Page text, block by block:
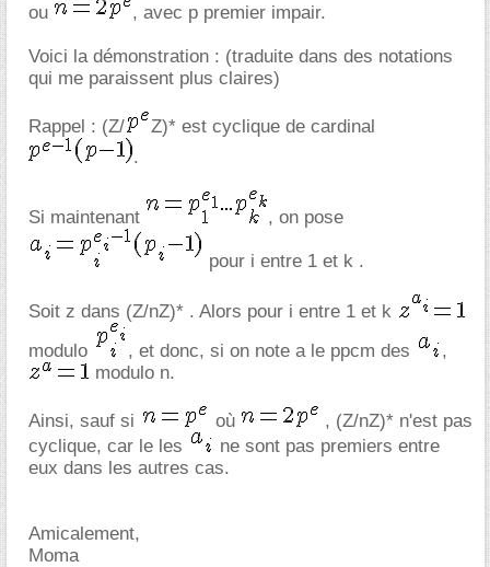
ou
, avec p premier impair.
Voici la démonstration : (traduite dans des notations
qui me paraissent plus claires)
Rappel : (Z/
Z)* est cyclique de cardinal
.
Si maintenant , on pose
pour i entre 1 et k .
Soit z dans (Z/nZ)* . Alors pour i entre 1 et k
modulo
, et donc, si on note a le ppcm des
,
modulo n.
Ainsi, sauf si où
, (Z/nZ)* n'est pas
cyclique, car le les
ne sont pas premiers entre
eux dans les autres cas.
Amicalement,
Moma